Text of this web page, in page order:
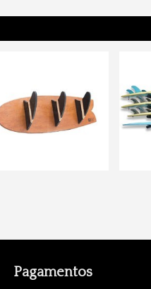
Pagamentos